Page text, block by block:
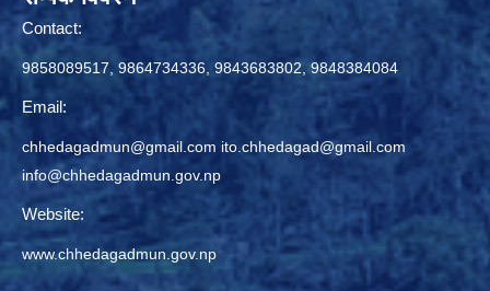
Contact:
9858089517, 9864734336, 9843683802, 9848384084
Email:
chhedagadmun@gmail.com ito.chhedagad@gmail.com
info@chhedagadmun.gov.np
Website:
www.chhedagadmun.gov.np